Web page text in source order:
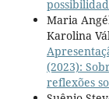
Maria
Karolina
(2023):
reflexões